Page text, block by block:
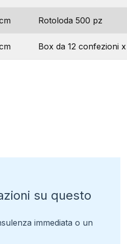
Rotoloda 500 pz
Box da 12 confezioni
su questo
immediata o un